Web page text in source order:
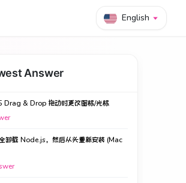
English
Answer
Drag & Drop 拖动时更改图标/光标
卸载 Node.js，然后从头重新安装 (Mac